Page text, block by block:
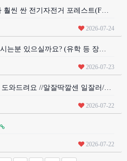
씬 싼 전기자전거 포레스트(F…
2026-07-24
는분 있으실까요? (유학 등 장…
2026-07-23
와드려요 //알잘딱깔센 일잘러/…
2026-07-22
2026-07-22